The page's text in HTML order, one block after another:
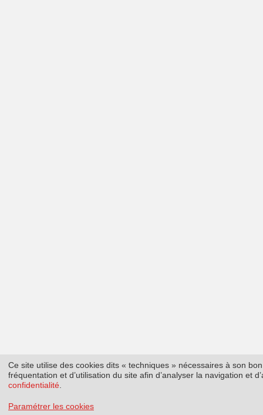
Ce site utilise des cookies dits « techniques » nécessaires à son
fréquentation et d’utilisation du site afin d’analyser la navigation et
confidentialité
Paramétrer les cookies